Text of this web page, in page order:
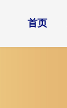
首页